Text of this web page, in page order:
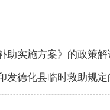
助实施方案》的政策解
发德化县临时救助规